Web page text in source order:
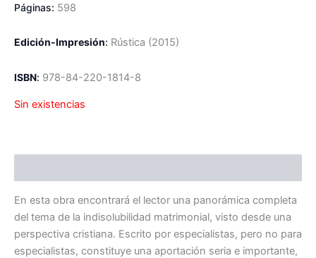
Páginas: 598
Edición-Impresión: Rústica (2015)
ISBN: 978-84-220-1814-8
Sin existencias
En esta obra encontrará el lector una panorámica completa
del tema de la indisolubilidad matrimonial, visto desde una
perspectiva cristiana. Escrito por especialistas, pero no para
especialistas, constituye una aportación seria e importante,